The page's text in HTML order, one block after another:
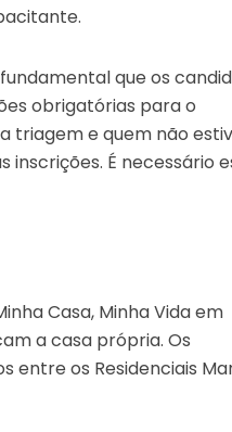
que os
obrigatórias para o
triagem e quem não
É necessário
Casa, Minha Vida em
a casa própria. Os
entre os Residenciais